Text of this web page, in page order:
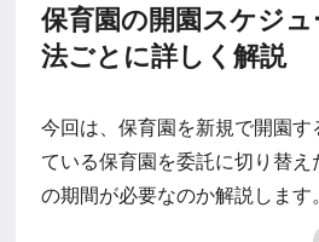
保育園の開園スケジ
法ごとに詳しく解説
今回は、保育園を新規で開園す
ている保育園を委託に切り替
の期間が必要なのか解説します。